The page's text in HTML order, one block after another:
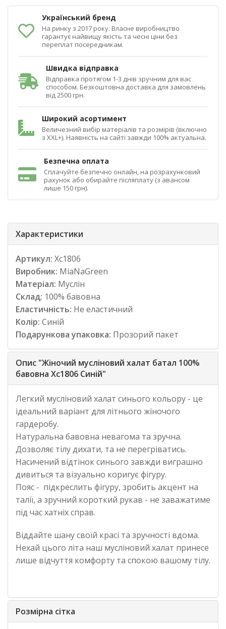
Український бренд
На ринку з 2017 року. Власне виробництво
гарантує найвищу якість та чесні ціни без
переплат посередникам.
Швидка відправка
Відправка протягом 1-3 днів зручним для вас
способом. Безкоштовна доставка для замовлень
від 2500 грн.
Широкий асортимент
Величезний вибір матеріалів та розмірів (включно
з XXL+). Наявність на сайті завжди 100% актуальна.
Безпечна оплата
Сплачуйте безпечно онлайн, на розрахунковий
рахунок або обирайте післяплату (з авансом
лише 150 грн).
Характеристики
Артикул: Хс1806
Виробник: MiaNaGreen
Матеріал: Муслін
Склад: 100% бавовна
Еластичність: Не еластичний
Колір: Синій
Подарункова упаковка: Прозорий пакет
Опис "Жіночий мусліновий халат батал 100%
бавовна Хс1806 Синій"
Легкий мусліновий халат синього кольору - це
ідеальний варіант для літнього жіночого
гардеробу.
Натуральна бавовна невагома та зручна.
Дозволяє тілу дихати, та не перегріватись.
Насичений відтінок синього завжди виграшно
дивиться та візуально коригує фігуру.
Пояс - підкреслить фігуру, зробить акцент на
талії, а зручний короткий рукав - не заважатиме
під час хатніх справ.
Віддайте шану своїй красі та зручності вдома.
Нехай цього літа наш мусліновий халат принесе
лише відчуття комфорту та спокою вашому тілу.
Розмірна сітка